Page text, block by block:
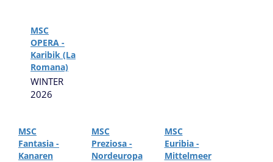
MSC
OPERA -
Karibik (La
Romana)
WINTER
2026
MSC
Fantasia -
Kanaren
MSC
Preziosa -
Nordeuropa
MSC
Euribia -
Mittelmeer